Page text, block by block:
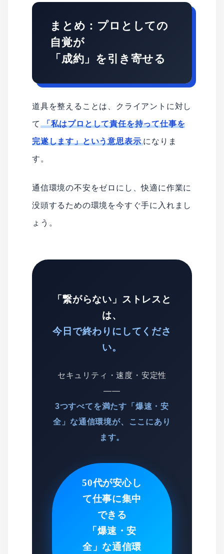
まとめ：プロとしての
自覚が
「成約」を引き寄せる
道具を整えることは、クライアントに対し
て 「私はプロとして責任を持って仕事を
完遂します」という意思表示 になりま
す。
通信環境の不安をゼロにし、快適に作業に
没頭するための環境を今すぐ手に入れまし
ょう。
「繋がらない」ストレスと
は、
今日で終わりにしてくださ
い。
セキュリティ・速度・安定性
——
3つすべてを満たす「爆速・安
全」な通信環境が、ここにあり
ます。
50代が安心し
て仕事に集中
できる
「爆速・安
全」な通信環